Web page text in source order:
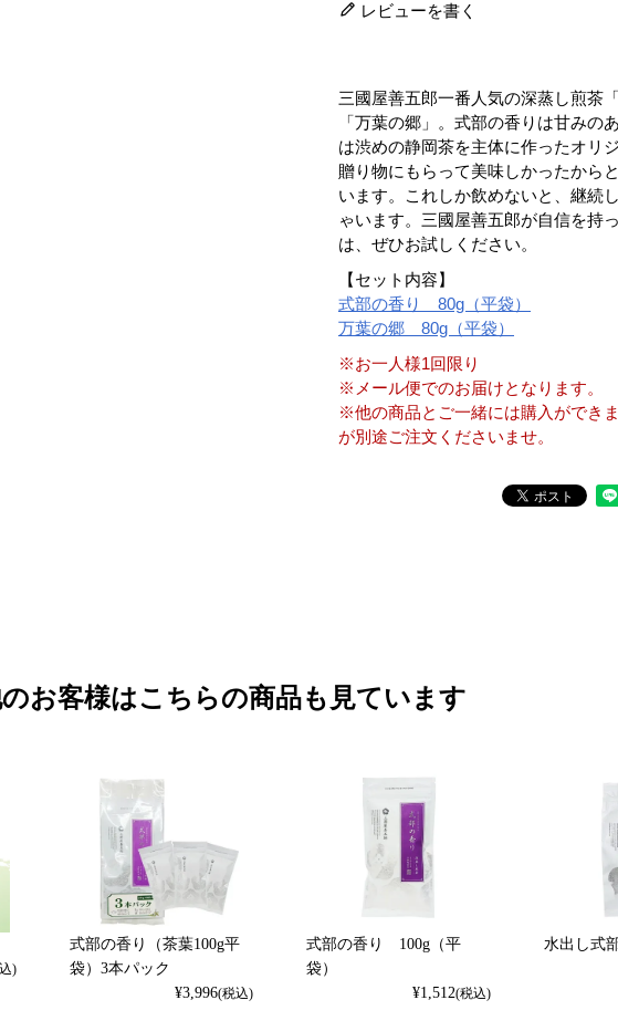
レビューを書く
三國屋善五郎一番人気の深蒸し煎茶
「万葉の郷」。式部の香りは甘みの
は渋めの静岡茶を主体に作ったオリ
贈り物にもらって美味しかったから
います。これしか飲めないと、継続
ゃいます。三國屋善五郎が自信を持
は、ぜひお試しください。
【セット内容】
式部の香り 80g（平袋）
万葉の郷 80g（平袋）
※お一人様1回限り
※メール便でのお届けとなります。
※他の商品とご一緒には購入ができ
が別途ご注文くださいませ。
お客様はこちらの商品も見ています
)
式部の香り（茶葉100g平
袋）3本パック
¥3,996(税込)
式部の香り 100g（平
袋）
¥1,512(税込)
水出し式